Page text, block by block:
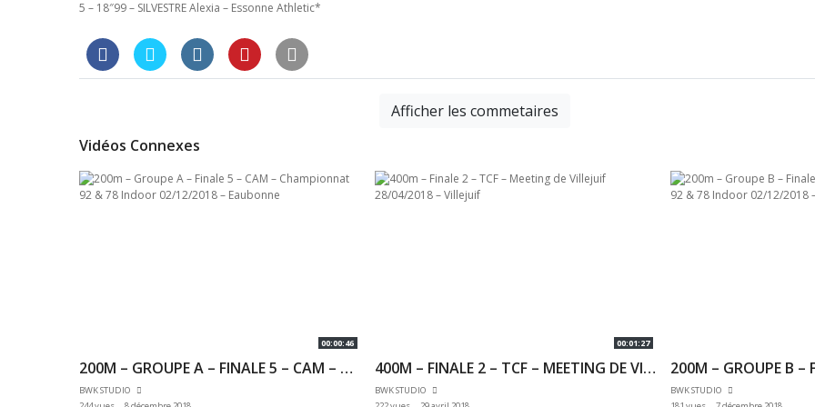
5 – 18″99 – SILVESTRE Alexia – Essonne Athletic*
Afficher les commetaires
Vidéos Connexes
00:00:46
200M – GROUPE A – FINALE 5 – CAM – CHAMPIONNAT 92 & 78 INDOOR 02/12/2018 – EAUBONNE
BWK STUDIO
00:01:27
400M – FINALE 2 – TCF – MEETING DE VILLEJUIF 28/04/2018 – VILLEJUIF
BWK STUDIO
BWK STUDIO